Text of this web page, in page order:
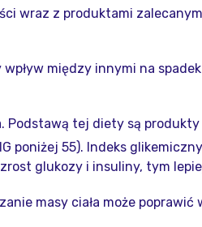
wraz z produktami
między innymi na
Podstawą tej diety są
poniżej 55). Indeks
glukozy i insuliny, tym
masy ciała może